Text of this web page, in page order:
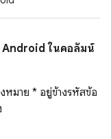
Android ในคอลัมน์
มาย * อยู่ข้างรหัสข้อ